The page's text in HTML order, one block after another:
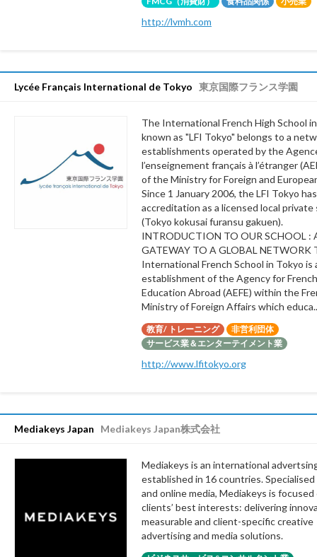
http://lvmh.com
Lycée Français International de Tokyo 東京国際フランス学園
The International French High School
known as "LFI Tokyo" belongs to a
establishments operated by the
l’enseignement français à l’étranger
of the Ministry for Foreign and
Since 1 January 2006, the LFI Tokyo
accreditation as a licensed local private
(Tokyo kokusai furansu gakuen).
INTRODUCTION TO OUR SCHOOL :
GATEWAY TO A GLOBAL NETWORK
International French School in Tokyo is
establishment of the Agency for French
Education Abroad (AEFE) within the
Ministry of Foreign Affairs which
教育/ トレーニング
非営利団体
サービス業＆エンターテイメント業
http://www.lfitokyo.org
Mediakeys Japan Mediakeys Japan株式会社
Mediakeys is an international
established in 16 countries.
and online media, Mediakeys is
clients’ best interests: delivering
measurable and client-specific creative
advertising and media solutions.